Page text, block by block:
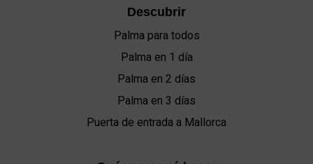
Descubrir
Palma para todos
Palma en 1 día
Palma en 2 días
Palma en 3 días
Puerta de entrada a Mallorca